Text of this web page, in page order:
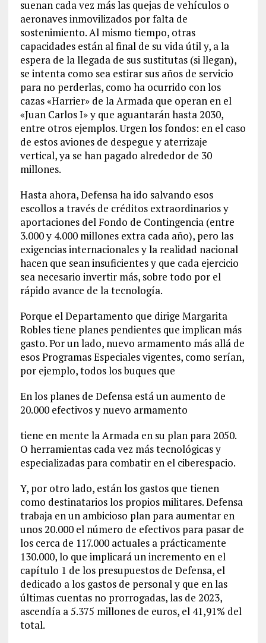
suenan cada vez más las quejas de vehículos o
aeronaves inmovilizados por falta de
sostenimiento. Al mismo tiempo, otras
capacidades están al final de su vida útil y, a la
espera de la llegada de sus sustitutas (si llegan),
se intenta como sea estirar sus años de servicio
para no perderlas, como ha ocurrido con los
cazas «Harrier» de la Armada que operan en el
«Juan Carlos I» y que aguantarán hasta 2030,
entre otros ejemplos. Urgen los fondos: en el caso
de estos aviones de despegue y aterrizaje
vertical, ya se han pagado alrededor de 30
millones.
Hasta ahora, Defensa ha ido salvando esos
escollos a través de créditos extraordinarios y
aportaciones del Fondo de Contingencia (entre
3.000 y 4.000 millones extra cada año), pero las
exigencias internacionales y la realidad nacional
hacen que sean insuficientes y que cada ejercicio
sea necesario invertir más, sobre todo por el
rápido avance de la tecnología.
Porque el Departamento que dirige Margarita
Robles tiene planes pendientes que implican más
gasto. Por un lado, nuevo armamento más allá de
esos Programas Especiales vigentes, como serían,
por ejemplo, todos los buques que
En los planes de Defensa está un aumento de
20.000 efectivos y nuevo armamento
tiene en mente la Armada en su plan para 2050.
O herramientas cada vez más tecnológicas y
especializadas para combatir en el ciberespacio.
Y, por otro lado, están los gastos que tienen
como destinatarios los propios militares. Defensa
trabaja en un ambicioso plan para aumentar en
unos 20.000 el número de efectivos para pasar de
los cerca de 117.000 actuales a prácticamente
130.000, lo que implicará un incremento en el
capítulo 1 de los presupuestos de Defensa, el
dedicado a los gastos de personal y que en las
últimas cuentas no prorrogadas, las de 2023,
ascendía a 5.375 millones de euros, el 41,91% del
total.